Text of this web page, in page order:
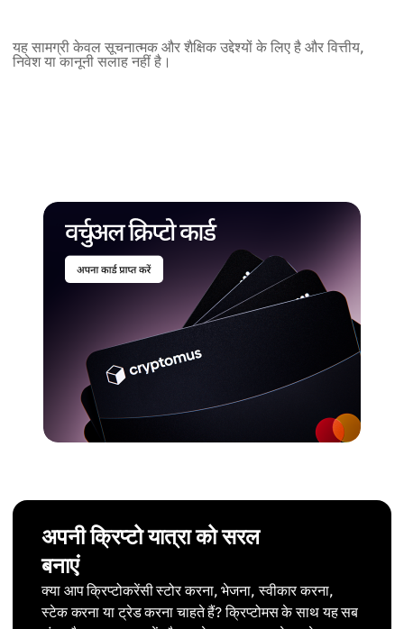
यह सामग्री केवल सूचनात्मक और शैक्षिक उद्देश्यों के लिए है और वित्तीय,
निवेश या कानूनी सलाह नहीं है।
अपनी क्रिप्टो यात्रा को सरल
बनाएं
क्या आप क्रिप्टोकरेंसी स्टोर करना, भेजना, स्वीकार करना,
स्टेक करना या ट्रेड करना चाहते हैं? क्रिप्टोमस के साथ यह सब